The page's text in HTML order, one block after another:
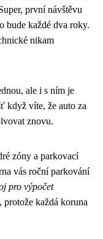
první návštěvu
bude každé dva roky.
nikam
ale i s ním je
když víte, že auto za
znovu.
zóny a parkovací
vás roční parkování
pro výpočet
protože každá koruna